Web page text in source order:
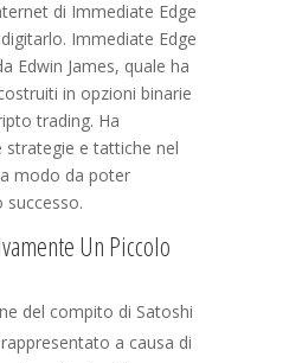
di Immediate Edge
Immediate Edge
Edwin James, quale ha
in opzioni binarie
trading. Ha
strategie e tattiche nel
modo da poter
successo.
Un Piccolo
del compito di Satoshi
a causa di